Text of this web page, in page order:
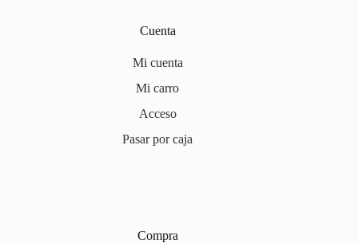
Cuenta
Mi cuenta
Mi carro
Acceso
Pasar por caja
Compra